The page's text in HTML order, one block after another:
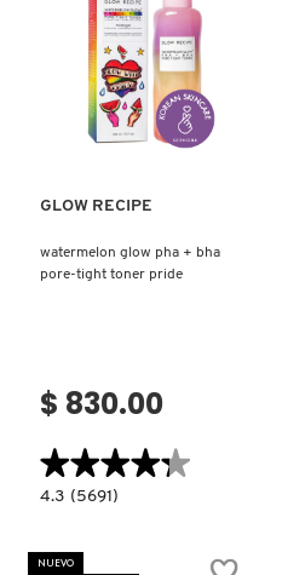
Ver más
GLOW RECIPE
watermelon glow pha + bha
pore-tight toner pride
$ 830.00
★★★★★
★★★★★
4.3
PHA
4.3 (5691)
NUEVO